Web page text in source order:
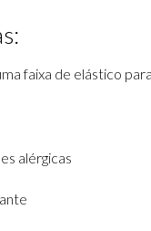
faixa de elástico
alérgicas